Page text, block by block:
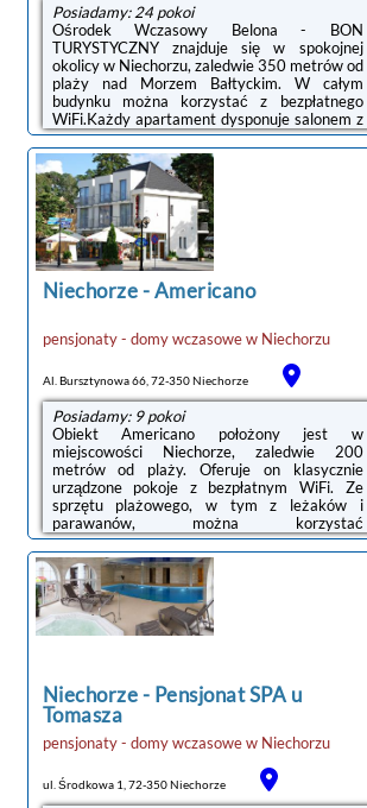
Posiadamy: 24 pokoi
Ośrodek Wczasowy Belona - BON
TURYSTYCZNY znajduje się w spokojnej
okolicy w Niechorzu, zaledwie 350 metrów od
plaży nad Morzem Bałtyckim. W całym
budynku można korzystać z bezpłatnego
WiFi.Każdy apartament dysponuje salonem z
telewizorem z płaskim ekranem oraz
balkonem o powierzchni 10 m². W każdym z
nich mieści się także łazienka z kabiną
prysznicową. Do dyspozycji Gości jest
ponadto aneks kuchenny z płytą kuchenną,
lodówką, czajnikiem elektrycznym oraz
przyborami kuchennymi.Recepcja czynna jest
przez całą dobę. Na miejscu dostępny jest
bezpłatny prywatny parking.Ośrodek ...
Niechorze-Americano
pensjonaty - domy wczasowew Niechorzu
Al. Bursztynowa 66, 72-350 Niechorze
Posiadamy: 9 pokoi
Obiekt Americano położony jest w
miejscowości Niechorze, zaledwie 200
metrów od plaży. Oferuje on klasycznie
urządzone pokoje z bezpłatnym WiFi. Ze
sprzętu plażowego, w tym z leżaków i
parawanów, można korzystać
bezpłatnie.Każdy pokój w obiekcie Americano
obejmuje łazienkę i wyposażony jest w
telewizor LCD z dostępem do kanałów
satelitarnych. Po przyjeździe Goście znajdą w
pokoju bezpłatny zestaw kosmetyków i wodę
mineralną. Z minibaru można korzystać za
zaprasza na słodkie wypieki ...
Niechorze- Pensjonat SPA u
Tomasza
pensjonaty - domy wczasowew Niechorzu
ul. Środkowa 1, 72-350 Niechorze